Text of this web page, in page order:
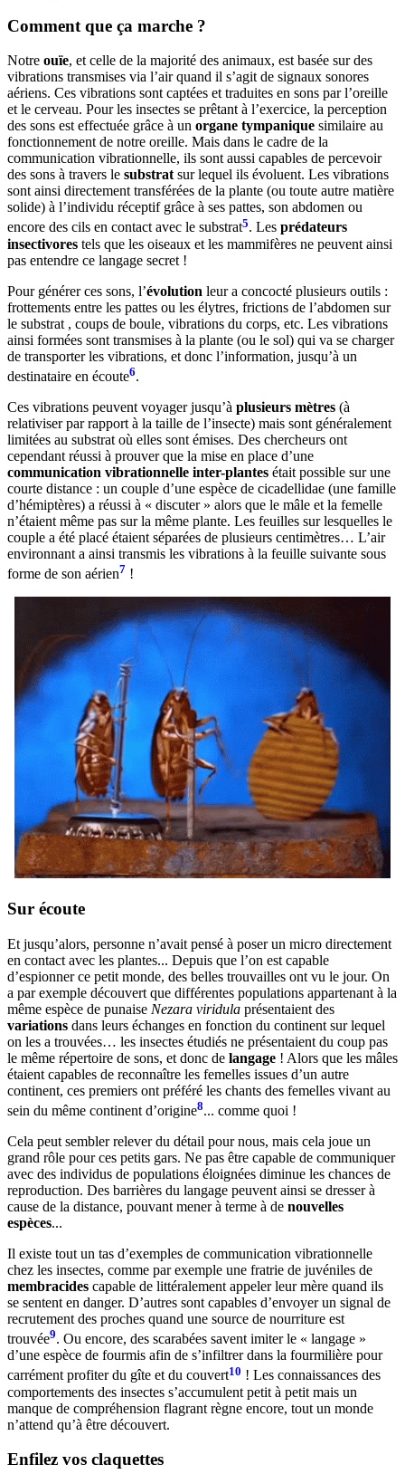
Comment que ça marche ?
Notre ouïe, et celle de la majorité des animaux, est basée sur des
vibrations transmises via l’air quand il s’agit de signaux sonores
aériens. Ces vibrations sont captées et traduites en sons par l’oreille
et le cerveau. Pour les insectes se prêtant à l’exercice, la perception
des sons est effectuée grâce à un organe tympanique similaire au
fonctionnement de notre oreille. Mais dans le cadre de la
communication vibrationnelle, ils sont aussi capables de percevoir
des sons à travers le substrat sur lequel ils évoluent. Les vibrations
sont ainsi directement transférées de la plante (ou toute autre matière
solide) à l’individu réceptif grâce à ses pattes, son abdomen ou
encore des cils en contact avec le substrat5. Les prédateurs
insectivores tels que les oiseaux et les mammifères ne peuvent ainsi
pas entendre ce langage secret !
Pour générer ces sons, l’évolution leur a concocté plusieurs outils :
frottements entre les pattes ou les élytres, frictions de l’abdomen sur
le substrat , coups de boule, vibrations du corps, etc. Les vibrations
ainsi formées sont transmises à la plante (ou le sol) qui va se charger
de transporter les vibrations, et donc l’information, jusqu’à un
destinataire en écoute6.
Ces vibrations peuvent voyager jusqu’à plusieurs mètres (à
relativiser par rapport à la taille de l’insecte) mais sont généralement
limitées au substrat où elles sont émises. Des chercheurs ont
cependant réussi à prouver que la mise en place d’une
communication vibrationnelle inter-plantes était possible sur une
courte distance : un couple d’une espèce de cicadellidae (une famille
d’hémiptères) a réussi à « discuter » alors que le mâle et la femelle
n’étaient même pas sur la même plante. Les feuilles sur lesquelles le
couple a été placé étaient séparées de plusieurs centimètres… L’air
environnant a ainsi transmis les vibrations à la feuille suivante sous
forme de son aérien7 !
Sur écoute
Et jusqu’alors, personne n’avait pensé à poser un micro directement
en contact avec les plantes... Depuis que l’on est capable
d’espionner ce petit monde, des belles trouvailles ont vu le jour. On
a par exemple découvert que différentes populations appartenant à la
même espèce de punaise Nezara viridula présentaient des
variations dans leurs échanges en fonction du continent sur lequel
on les a trouvées… les insectes étudiés ne présentaient du coup pas
le même répertoire de sons, et donc de langage ! Alors que les mâles
étaient capables de reconnaître les femelles issues d’un autre
continent, ces premiers ont préféré les chants des femelles vivant au
sein du même continent d’origine8... comme quoi !
Cela peut sembler relever du détail pour nous, mais cela joue un
grand rôle pour ces petits gars. Ne pas être capable de communiquer
avec des individus de populations éloignées diminue les chances de
reproduction. Des barrières du langage peuvent ainsi se dresser à
cause de la distance, pouvant mener à terme à de nouvelles
espèces...
Il existe tout un tas d’exemples de communication vibrationnelle
chez les insectes, comme par exemple une fratrie de juvéniles de
membracides capable de littéralement appeler leur mère quand ils
se sentent en danger. D’autres sont capables d’envoyer un signal de
recrutement des proches quand une source de nourriture est
trouvée9. Ou encore, des scarabées savent imiter le « langage »
d’une espèce de fourmis afin de s’infiltrer dans la fourmilière pour
carrément profiter du gîte et du couvert10 ! Les connaissances des
comportements des insectes s’accumulent petit à petit mais un
manque de compréhension flagrant règne encore, tout un monde
n’attend qu’à être découvert.
Enfilez vos claquettes